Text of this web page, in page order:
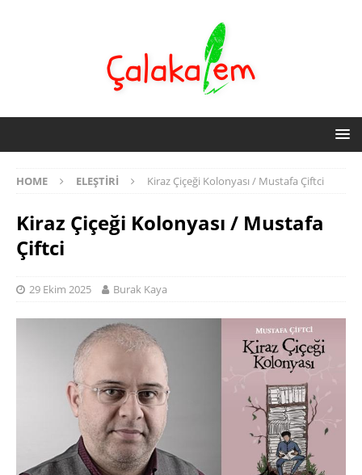
HOME ELEŞTIRI Kiraz Çiçeği Kolonyası / Mustafa Çiftci
Kiraz Çiçeği Kolonyası / Mustafa
Çiftci
29 Ekim 2025 Burak Kaya